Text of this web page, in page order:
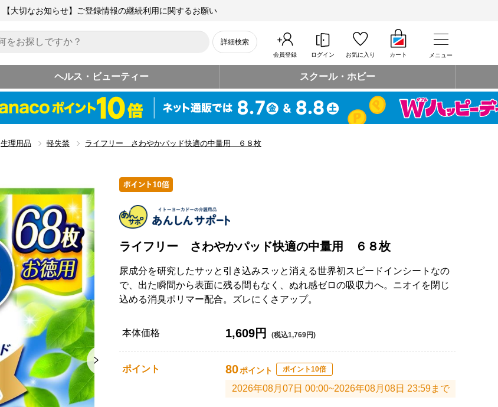
【大切なお知らせ】ご登録情報の継続利用に関するお願い
詳細検索
会員登録 ログイン お気に入り カート メニュー
ヘルス・ビューティー スクール・ホビー
生理用品 軽失禁 ライフリー さわやかパッド快適の中量用 ６８枚
ライフリー さわやかパッド快適の中量用 ６８枚
尿成分を研究したサッと引き込みスッと消える世界初スピードインシートなの
で、出た瞬間から表面に残る間もなく、ぬれ感ゼロの吸収力へ。ニオイを閉じ
込める消臭ポリマー配合。ズレにくさアップ。
本体価格 1,609円 (税込1,769円)
ポイント 80ポイント ポイント10倍
2026年08月07日 00:00~2026年08月08日 23:59まで